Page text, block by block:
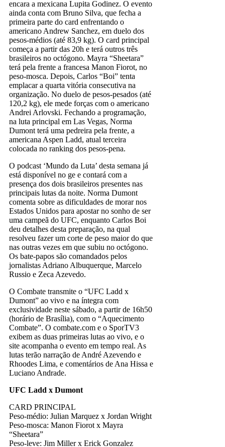
encara a mexicana Lupita Godinez. O evento
ainda conta com Bruno Silva, que fecha a
primeira parte do card enfrentando o
americano Andrew Sanchez, em duelo dos
pesos-médios (até 83,9 kg). O card principal
começa a partir das 20h e terá outros três
brasileiros no octógono. Mayra “Sheetara”
terá pela frente a francesa Manon Fiorot, no
peso-mosca. Depois, Carlos “Boi” tenta
emplacar a quarta vitória consecutiva na
organização. No duelo de pesos-pesados (até
120,2 kg), ele mede forças com o americano
Andrei Arlovski. Fechando a programação,
na luta principal em Las Vegas, Norma
Dumont terá uma pedreira pela frente, a
americana Aspen Ladd, atual terceira
colocada no ranking dos pesos-pena.
O podcast ‘Mundo da Luta’ desta semana já
está disponível no ge e contará com a
presença dos dois brasileiros presentes nas
principais lutas da noite. Norma Dumont
comenta sobre as dificuldades de morar nos
Estados Unidos para apostar no sonho de ser
uma campeã do UFC, enquanto Carlos Boi
deu detalhes desta preparação, na qual
resolveu fazer um corte de peso maior do que
nas outras vezes em que subiu no octógono.
Os bate-papos são comandados pelos
jornalistas Adriano Albuquerque, Marcelo
Russio e Zeca Azevedo.
O Combate transmite o “UFC Ladd x
Dumont” ao vivo e na íntegra com
exclusividade neste sábado, a partir de 16h50
(horário de Brasília), com o “Aquecimento
Combate”. O combate.com e o SporTV3
exibem as duas primeiras lutas ao vivo, e o
site acompanha o evento em tempo real. As
lutas terão narração de André Azevendo e
Rhoodes Lima, e comentários de Ana Hissa e
Luciano Andrade.
UFC Ladd x Dumont
CARD PRINCIPAL
Peso-médio: Julian Marquez x Jordan Wright
Peso-mosca: Manon Fiorot x Mayra
“Sheetara”
Peso-leve: Jim Miller x Erick Gonzalez